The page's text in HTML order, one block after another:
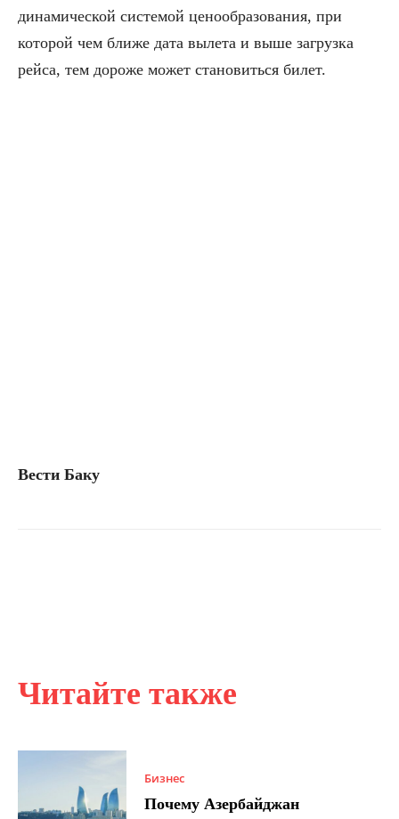
Читайте также
Бизнес
Почему Азербайджан
динамической системой ценообразования, при
которой чем ближе дата вылета и выше загрузка
рейса, тем дороже может становиться билет.
Вести Баку